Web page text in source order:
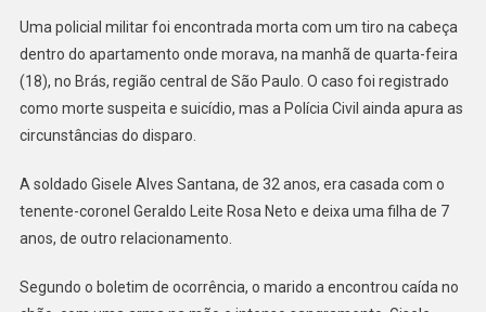
De
Tenente-
Coronel
É
Com
Tiro
Uma policial militar foi encontrada morta com um tiro na cabeça
dentro do apartamento onde morava, na manhã de quarta-feira
(18), no Brás, região central de São Paulo. O caso foi registrado
como morte suspeita e suicídio, mas a Polícia Civil ainda apura as
circunstâncias do disparo.
A soldado Gisele Alves Santana, de 32 anos, era casada com o
tenente-coronel Geraldo Leite Rosa Neto e deixa uma filha de 7
anos, de outro relacionamento.
Segundo o boletim de ocorrência, o marido a encontrou caída no